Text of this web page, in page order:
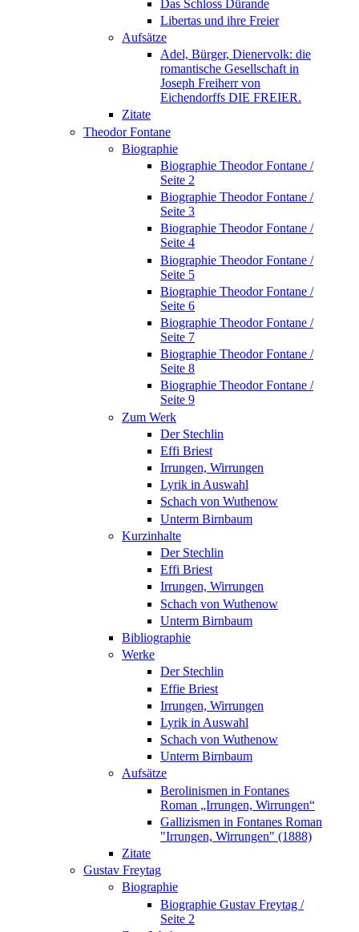
Das Schloss Dürande
Libertas und ihre Freier
Aufsätze
Adel, Bürger, Dienervolk: die
romantische Gesellschaft in
Joseph Freiherr von
Eichendorffs DIE FREIER.
Zitate
Theodor Fontane
Biographie
Biographie Theodor Fontane /
Seite 2
Biographie Theodor Fontane /
Seite 3
Biographie Theodor Fontane /
Seite 4
Biographie Theodor Fontane /
Seite 5
Biographie Theodor Fontane /
Seite 6
Biographie Theodor Fontane /
Seite 7
Biographie Theodor Fontane /
Seite 8
Biographie Theodor Fontane /
Seite 9
Zum Werk
Der Stechlin
Effi Briest
Irrungen, Wirrungen
Lyrik in Auswahl
Schach von Wuthenow
Unterm Birnbaum
Kurzinhalte
Der Stechlin
Effi Briest
Irrungen, Wirrungen
Schach von Wuthenow
Unterm Birnbaum
Bibliographie
Werke
Der Stechlin
Effie Briest
Irrungen, Wirrungen
Lyrik in Auswahl
Schach von Wuthenow
Unterm Birnbaum
Aufsätze
Berolinismen in Fontanes
Roman „Irrungen, Wirrungen“
Gallizismen in Fontanes Roman
"Irrungen, Wirrungen" (1888)
Zitate
Gustav Freytag
Biographie
Biographie Gustav Freytag /
Seite 2